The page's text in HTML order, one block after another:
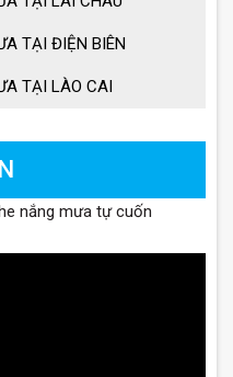
TẠI ĐIỆN BIÊN
TẠI LÀO CAI
nắng mưa tự cuốn